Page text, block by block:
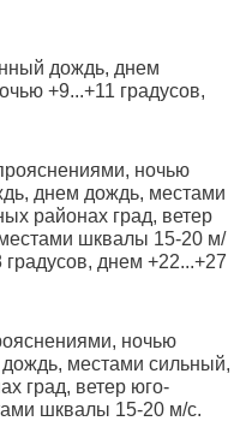
дождь, днем
+9...+11 градусов,
ночью
днем дождь, местами
районах град, ветер
шквалы 15-20 м/
днем +22...+27
ночью
местами сильный,
град, ветер юго-
шквалы 15-20 м/с.